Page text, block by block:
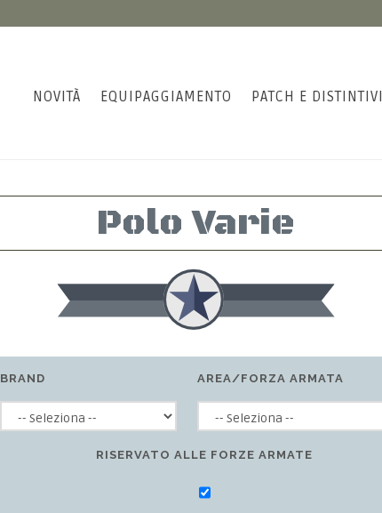
NOVITÀ EQUIPAGGIAMENTO PATCH E DISTINTIVI
Polo Varie
BRAND AREA/FORZA ARMATA
RISERVATO ALLE FORZE ARMATE